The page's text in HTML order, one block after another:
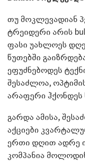
თუ მოკლევადიან
ტრეიდერი არის
ფასი უახლოეს
წუთებში
ეფუძნებოდეს
შესაძლოა,
არაფერი
გარდა ამისა,
აქციები
ერთი დღით ადრე
კომპანია